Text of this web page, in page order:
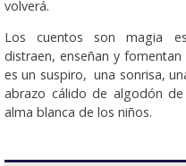
volverá.
Los cuentos son magia
distraen, enseñan y
es un suspiro, una sonrisa,
abrazo cálido de algodón
alma blanca de los niños.